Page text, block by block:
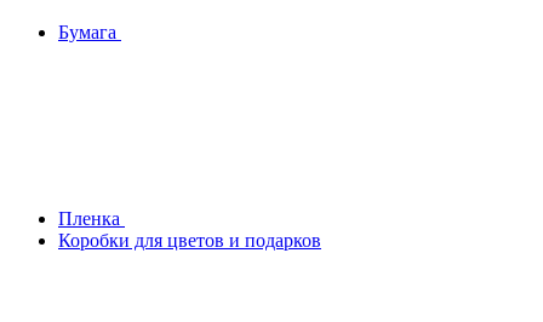
Бумага
Плeнка
Коробки для цветов и подарков